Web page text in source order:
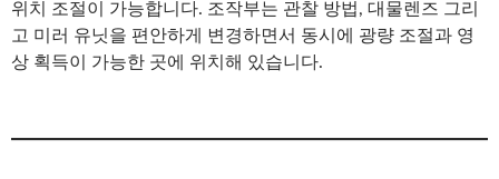
위치 조절이 가능합니다. 조작부는 관찰 방법, 대물렌즈 그리
고 미러 유닛을 편안하게 변경하면서 동시에 광량 조절과 영
상 획득이 가능한 곳에 위치해 있습니다.